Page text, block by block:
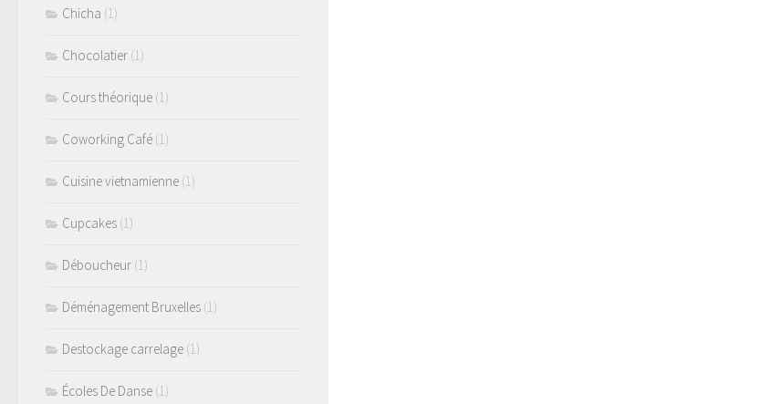
Chicha (1)
Chocolatier (1)
Cours théorique (1)
Coworking Café (1)
Cuisine vietnamienne (1)
Cupcakes (1)
Déboucheur (1)
Déménagement Bruxelles (1)
Destockage carrelage (1)
Écoles De Danse (1)